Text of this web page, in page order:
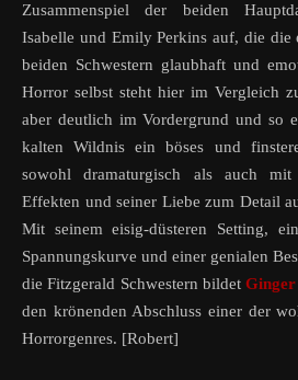
Zusammenspiel der beiden
Isabelle und Emily Perkins auf, die die
beiden Schwestern glaubhaft und
Horror selbst steht hier im Vergleich
aber deutlich im Vordergrund und so
kalten Wildnis ein böses und
sowohl dramaturgisch als auch mit
Effekten und seiner Liebe zum Detail
Mit seinem eisig-düsteren Setting,
Spannungskurve und einer genialen
die Fitzgerald Schwestern bildet
den krönenden Abschluss einer der
Horrorgenres. [Robert]